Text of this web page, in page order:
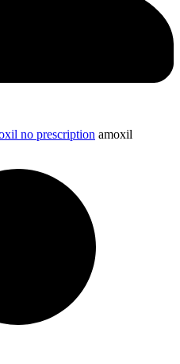
no prescription amoxil